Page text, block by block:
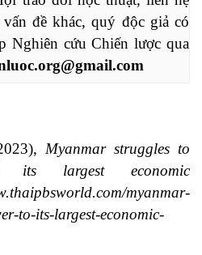
đề khác, quý độc giả có
Nghiên cứu Chiến lược qua
Myanmar struggles to
largest economic
myanmar-
to-its-largest-economic-